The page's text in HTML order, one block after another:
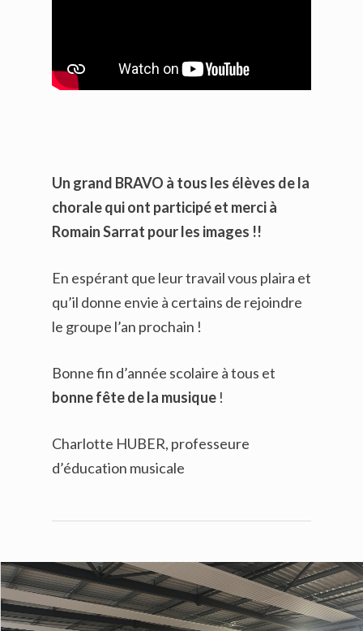
Un grand BRAVO à tous les élèves de la
chorale qui ont participé et merci à
Romain Sarrat pour les images !!
En espérant que leur travail vous plaira et
qu’il donne envie à certains de rejoindre
le groupe l’an prochain !
Bonne fin d’année scolaire à tous et
bonne fête de la musique !
Charlotte HUBER, professeure
d’éducation musicale